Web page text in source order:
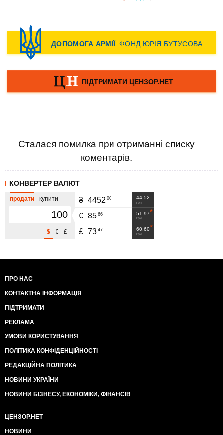
Сталася помилка при отриманні списку
коментарів.
КОНВЕРТЕР ВАЛЮТ
продати купити
£
€
$
44.52
грн
₴ 4452 00
51.97
грн
€ 85 66
60.60
грн
£ 73 47
ПРО НАС
КОНТАКТНА ІНФОРМАЦІЯ
ПІДТРИМАТИ
РЕКЛАМА
УМОВИ КОРИСТУВАННЯ
ПОЛІТИКА КОНФІДЕНЦІЙНОСТІ
РЕДАКЦІЙНА ПОЛІТИКА
НОВИНИ УКРАЇНИ
НОВИНИ БІЗНЕСУ, ЕКОНОМІКИ, ФІНАНСІВ
ЦЕНЗОР.НЕТ
НОВИНИ